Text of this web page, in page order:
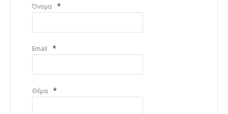
Όνομα *
Email *
Θέμα *